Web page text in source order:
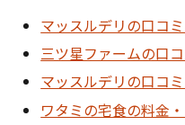
マッスルデリの口コ
三ツ星ファームの口
マッスルデリの口コ
ワタミの宅食の料金